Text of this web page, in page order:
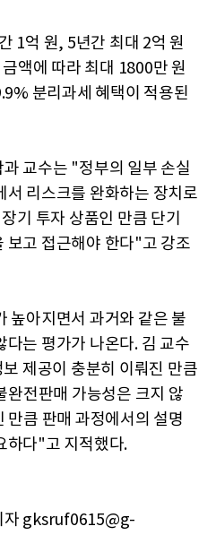
1억 원, 5년간 최대 2억 원
액에 따라 최대 1800만 원
분리과세 혜택이 적용된
교수는 "정부의 일부 손실
서 리스크를 완화하는 장치로
기 투자 상품인 만큼 단기
보고 접근해야 한다"고 강조
높아지면서 과거와 같은 불
는 평가가 나온다. 김 교수
제공이 충분히 이뤄진 만큼
완전판매 가능성은 크지 않
큼 판매 과정에서의 설명
하다"고 지적했다.
자 gksruf0615@g-